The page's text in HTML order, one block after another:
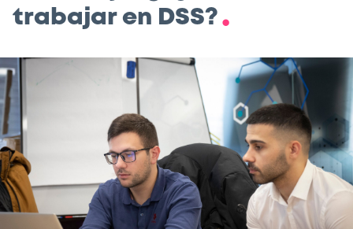
trabajar en DSS?